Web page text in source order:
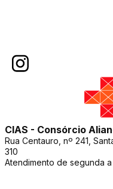
CIAS - Consórcio
Rua Centauro, nº 241,
310
Atendimento de segunda